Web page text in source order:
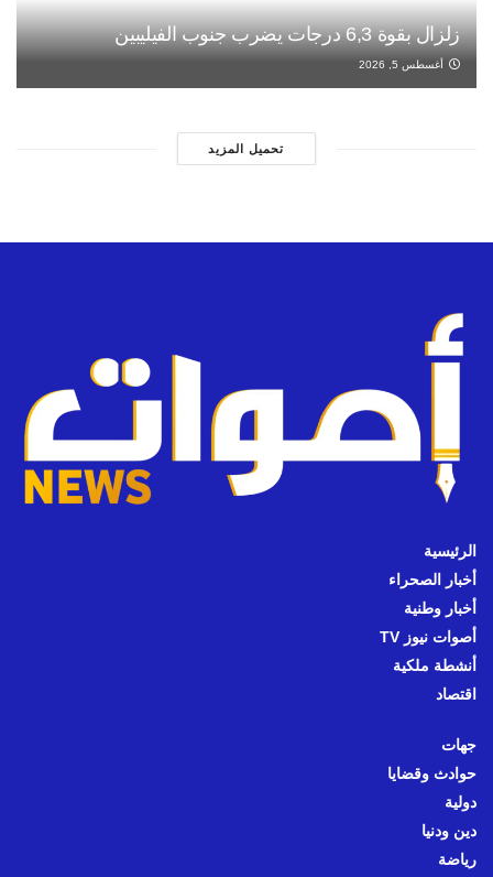
زلزال بقوة 6,3 درجات يضرب جنوب الفيليبين
أغسطس 5, 2026
تحميل المزيد
الرئيسية
أخبار الصحراء
أخبار وطنية
أصوات نيوز TV
أنشطة ملكية
اقتصاد
جهات
حوادث وقضايا
دولية
دين ودنيا
رياضة